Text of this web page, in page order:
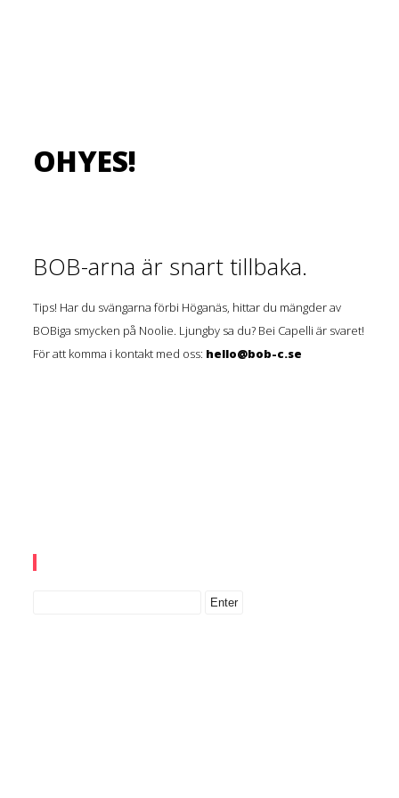
OHYES!
BOB-arna är snart tillbaka.
Tips! Har du svängarna förbi Höganäs, hittar du mängder av
BOBiga smycken på Noolie. Ljungby sa du? Bei Capelli är svaret!
För att komma i kontakt med oss: hello@bob-c.se